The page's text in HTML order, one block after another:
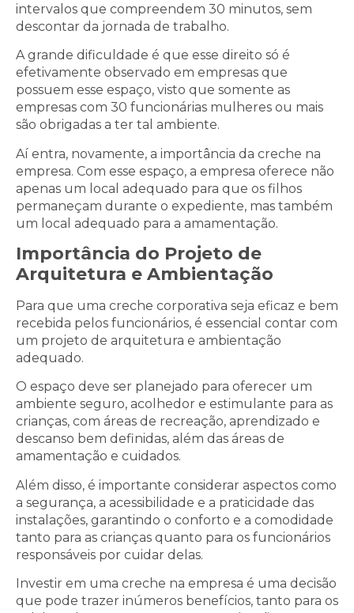
intervalos que compreendem 30 minutos, sem
descontar da jornada de trabalho.
A grande dificuldade é que esse direito só é
efetivamente observado em empresas que
possuem esse espaço, visto que somente as
empresas com 30 funcionárias mulheres ou mais
são obrigadas a ter tal ambiente.
Aí entra, novamente, a importância da creche na
empresa. Com esse espaço, a empresa oferece não
apenas um local adequado para que os filhos
permaneçam durante o expediente, mas também
um local adequado para a amamentação.
Importância do Projeto de
Arquitetura e Ambientação
Para que uma creche corporativa seja eficaz e bem
recebida pelos funcionários, é essencial contar com
um projeto de arquitetura e ambientação
adequado.
O espaço deve ser planejado para oferecer um
ambiente seguro, acolhedor e estimulante para as
crianças, com áreas de recreação, aprendizado e
descanso bem definidas, além das áreas de
amamentação e cuidados.
Além disso, é importante considerar aspectos como
a segurança, a acessibilidade e a praticidade das
instalações, garantindo o conforto e a comodidade
tanto para as crianças quanto para os funcionários
responsáveis por cuidar delas.
Investir em uma creche na empresa é uma decisão
que pode trazer inúmeros benefícios, tanto para os